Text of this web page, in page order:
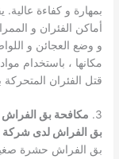
بمهارة و كفاءة
أماكن الفئران و
و وضع العجائن و
مكانها ، باستخدام
قتل الفئران المتحركة
3. مكافحة بق
بق الفراش لدى
بق الفراش حشرة